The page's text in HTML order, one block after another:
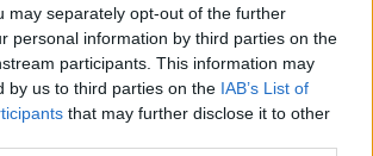
may separately opt-out of the further
personal information by third parties on the
participants. This information may
by us to third parties on the IAB’s List of
that may further disclose it to other